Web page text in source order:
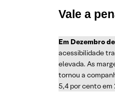
Vale a
Em Dezembro
acessibilidade
elevada. As
tornou a
5,4 por cento em